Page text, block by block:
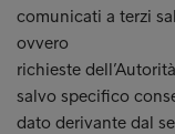
comunicati a terzi
ovvero
richieste
salvo specifico
dato derivante dal